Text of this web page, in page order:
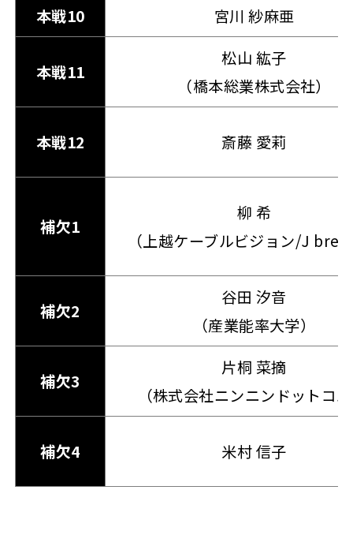
本戦10
宮川 紗麻亜
本戦11
松山 紘子
（橋本総業株式会社）
本戦12 斎藤 愛莉
補欠1
柳 希
（上越ケーブルビジョン/J
補欠2
谷田 汐音
（産業能率大学）
補欠3
片桐 菜摘
（株式会社ニンニンドットコ
補欠4 米村 信子